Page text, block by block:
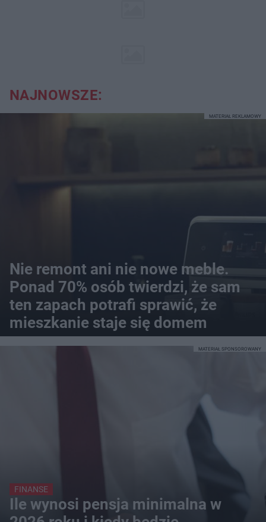
NAJNOWSZE:
Nie remont ani nie nowe meble.
Ponad 70% osób twierdzi, że sam
ten zapach potrafi sprawić, że
mieszkanie staje się domem
MATERIAŁ REKLAMOWY
FINANSE
Ile wynosi pensja minimalna w
MATERIAŁ SPONSOROWANY